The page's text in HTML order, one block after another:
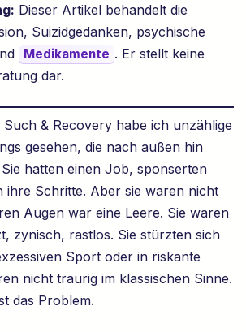
Dieser Artikel behandelt die
Suizidgedanken, psychische
Medikamente . Er stellt keine
dar.
& Recovery habe ich unzählige
gesehen, die nach außen hin
Sie hatten einen Job, sponserten
ihre Schritte. Aber sie waren nicht
Augen war eine Leere. Sie waren
zynisch, rastlos. Sie stürzten sich
Sport oder in riskante
nicht traurig im klassischen Sinne.
das Problem.